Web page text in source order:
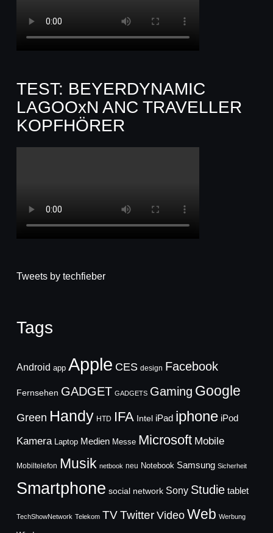
TEST: BEYERDYNAMIC
LAGOOxN ANC TRAVELLER
KOPFHÖRER
Tweets by techfieber
Tags
Android app Apple CES design Facebook
Fernsehen GADGET GADGETS Gaming Google
Green Handy HTD IFA Intel iPad iphone iPod
Kamera Laptop Medien Messe Microsoft Mobile
Mobiltelefon Musik netbook neu Notebook Samsung Sicherheit
Smartphone social network Sony Studie tablet
TechShowNetwork Telekom TVTwitter Video Web Werbung